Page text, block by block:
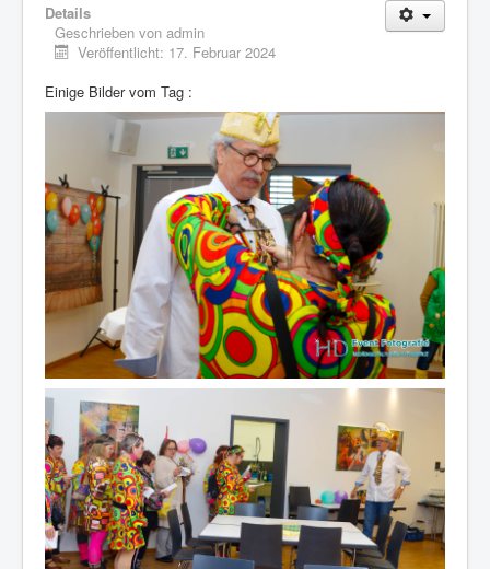
Details
Geschrieben von admin
Veröffentlicht: 17. Februar 2024
Einige Bilder vom Tag :